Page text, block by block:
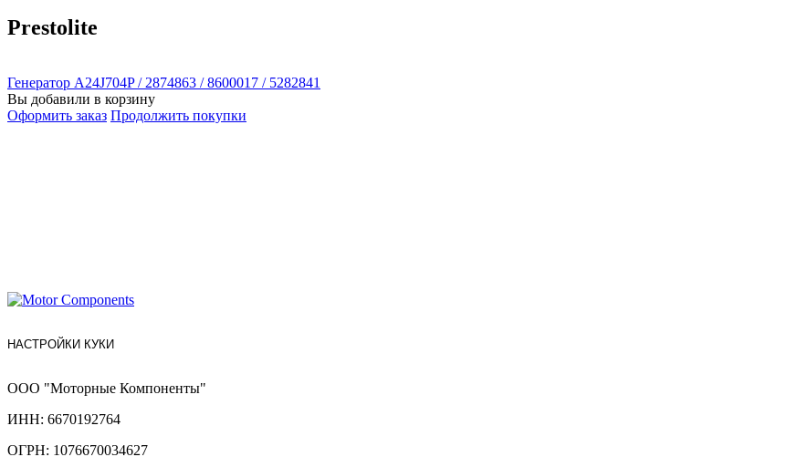
Prestolite
Генератор A24J704P / 2874863 / 8600017 / 5282841
Вы добавили в корзину
Оформить заказ Продолжить покупки
НАСТРОЙКИ КУКИ
ООО "Моторные Компоненты"
ИНН: 6670192764
ОГРН: 1076670034627